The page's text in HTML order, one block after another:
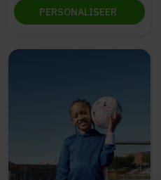
PERSONALISEER